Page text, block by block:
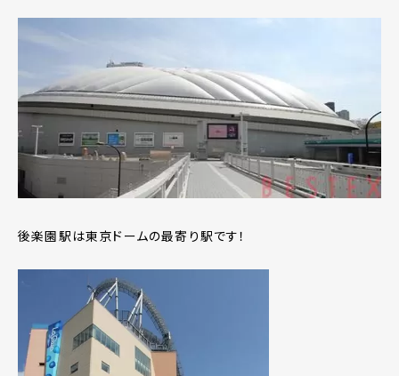
後楽園駅は東京ドームの最寄り駅です！